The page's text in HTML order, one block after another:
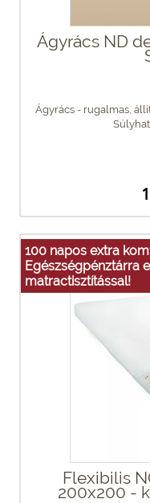
Ágyrács ND
Ágyrács - rugalmas,
100 napos extra
Egészségpénztárra
matractisztítással!
Flexibilis
200x200 -